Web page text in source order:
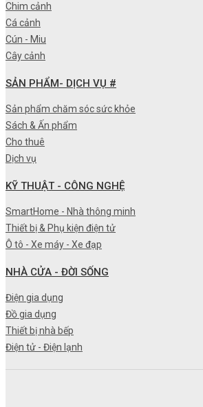
Chim cảnh
Cá cảnh
Cún - Miu
Cây cảnh
SẢN PHẨM- DỊCH VỤ #
Sản phẩm chăm sóc sức khỏe
Sách & Ấn phẩm
Cho thuê
Dịch vụ
KỸ THUẬT - CÔNG NGHỆ
SmartHome - Nhà thông minh
Thiết bị & Phụ kiện điện tử
Ô tô - Xe máy - Xe đạp
NHÀ CỬA - ĐỜI SỐNG
Điện gia dụng
Đồ gia dụng
Thiết bị nhà bếp
Điện tử - Điện lạnh